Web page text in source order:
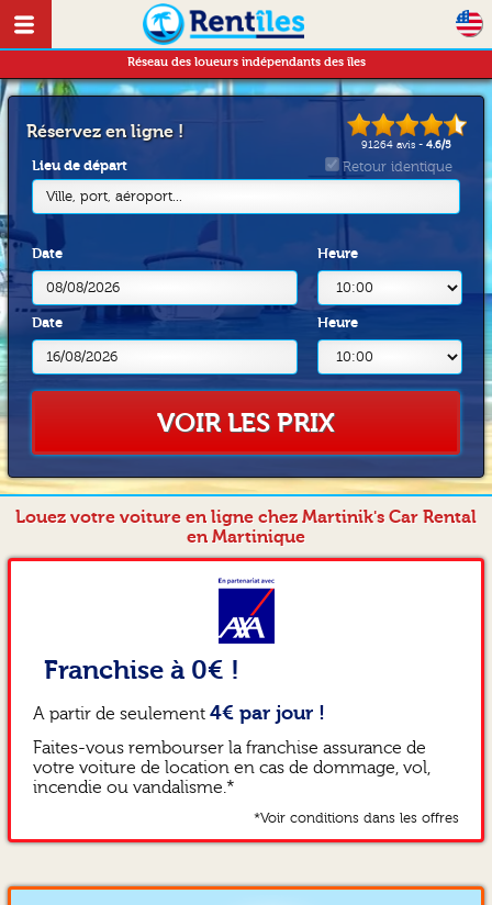
Réseau des loueurs indépendants des îles
91264 avis -4.6/5
Réservez en ligne !
Lieu de départ
Ville, port, aéroport...
Retour identique
Date Heure
Date Heure
VOIR LES PRIX
Louez votre voiture en ligne chez Martinik's Car Rental
en Martinique
Franchise à 0€ !
A partir de seulement 4€ par jour !
Faites-vous rembourser la franchise assurance de
votre voiture de location en cas de dommage, vol,
incendie ou vandalisme.*
*Voir conditions dans les offres